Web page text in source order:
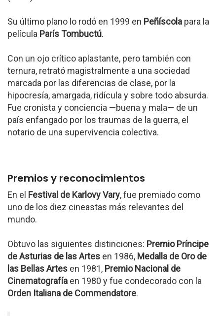
Su último plano lo rodó en 1999 en Peñíscola para la
película París Tombuctú.
Con un ojo crítico aplastante, pero también con
ternura, retrató magistralmente a una sociedad
marcada por las diferencias de clase, por la
hipocresía, amargada, ridícula y sobre todo absurda.
Fue cronista y conciencia —buena y mala— de un
país enfangado por los traumas de la guerra, el
notario de una supervivencia colectiva.
Premios y reconocimientos
En el Festival de Karlovy Vary, fue premiado como
uno de los diez cineastas más relevantes del
mundo.
Obtuvo las siguientes distinciones: Premio Príncipe
de Asturias de las Artes en 1986, Medalla de Oro de
las Bellas Artes en 1981, Premio Nacional de
Cinematografía en 1980 y fue condecorado con la
Orden Italiana de Commendatore.